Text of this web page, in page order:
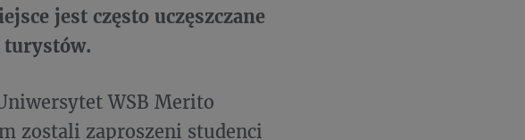
jest często uczęszczane
turystów.
WSB Merito
zostali zaproszeni studenci